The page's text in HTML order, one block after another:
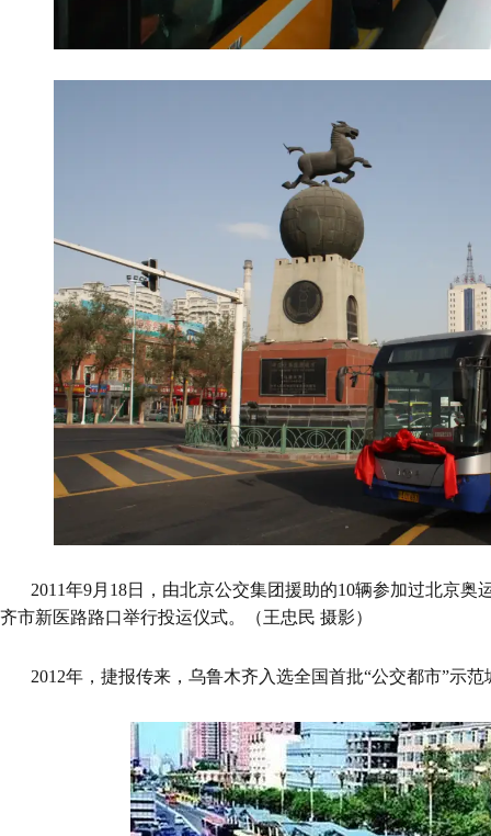
2011年9月18日，由北京公交集团援助的10辆参加过北京奥
齐市新医路路口举行投运仪式。（王忠民 摄影）
2012年，捷报传来，乌鲁木齐入选全国首批“公交都市”